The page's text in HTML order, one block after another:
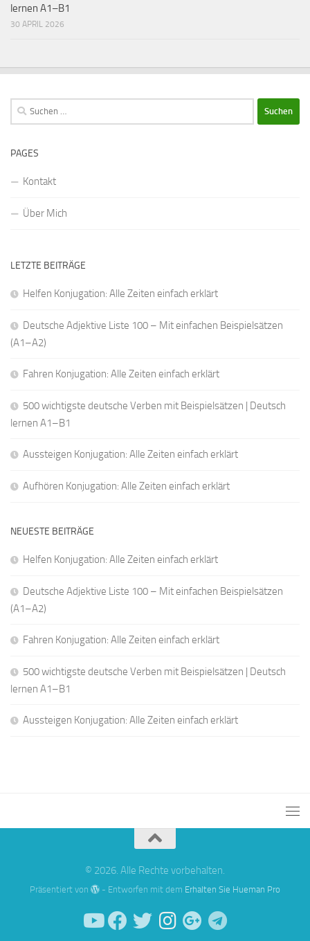
lernen A1–B1
30 APRIL 2026
Suchen
nach:
PAGES
Kontakt
Über Mich
LETZTE BEITRÄGE
Helfen Konjugation: Alle Zeiten einfach erklärt
Deutsche Adjektive Liste 100 – Mit einfachen Beispielsätzen
(A1–A2)
Fahren Konjugation: Alle Zeiten einfach erklärt
500 wichtigste deutsche Verben mit Beispielsätzen | Deutsch
lernen A1–B1
Aussteigen Konjugation: Alle Zeiten einfach erklärt
Aufhören Konjugation: Alle Zeiten einfach erklärt
NEUESTE BEITRÄGE
Helfen Konjugation: Alle Zeiten einfach erklärt
Deutsche Adjektive Liste 100 – Mit einfachen Beispielsätzen
(A1–A2)
Fahren Konjugation: Alle Zeiten einfach erklärt
500 wichtigste deutsche Verben mit Beispielsätzen | Deutsch
lernen A1–B1
Aussteigen Konjugation: Alle Zeiten einfach erklärt
© 2026. Alle Rechte vorbehalten.
Präsentiert von - Entworfen mit dem Erhalten Sie Hueman Pro